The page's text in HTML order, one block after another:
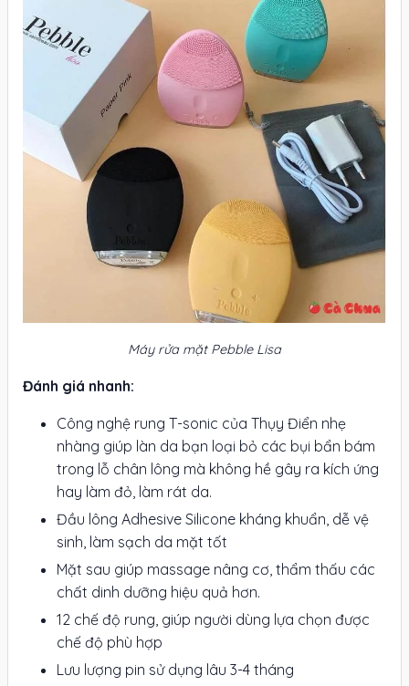
Máy rửa mặt Pebble Lisa
Đánh giá nhanh:
Công nghệ rung T-sonic của Thụy Điển nhẹ
nhàng giúp làn da bạn loại bỏ các bụi bẩn bám
trong lỗ chân lông mà không hề gây ra kích ứng
hay làm đỏ, làm rát da.
Đầu lông Adhesive Silicone kháng khuẩn, dễ vệ
sinh, làm sạch da mặt tốt
Mặt sau giúp massage nâng cơ, thẩm thấu các
chất dinh dưỡng hiệu quả hơn.
12 chế độ rung, giúp người dùng lựa chọn được
chế độ phù hợp
Lưu lượng pin sử dụng lâu 3-4 tháng